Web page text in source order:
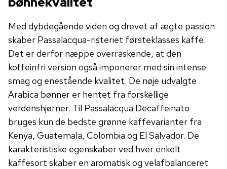
Med dybdegående viden og drevet af ægte passion
skaber Passalacqua-risteriet førsteklasses kaffe.
Det er derfor næppe overraskende, at den
koffeinfri version også imponerer med sin intense
smag og enestående kvalitet. De nøje udvalgte
Arabica bønner er hentet fra forskellige
verdenshjørner. Til Passalacqua Decaffeinato
bruges kun de bedste grønne kaffevarianter fra
Kenya, Guatemala, Colombia og El Salvador. De
karakteristiske egenskaber ved hver enkelt
kaffesort skaber en aromatisk og velafbalanceret